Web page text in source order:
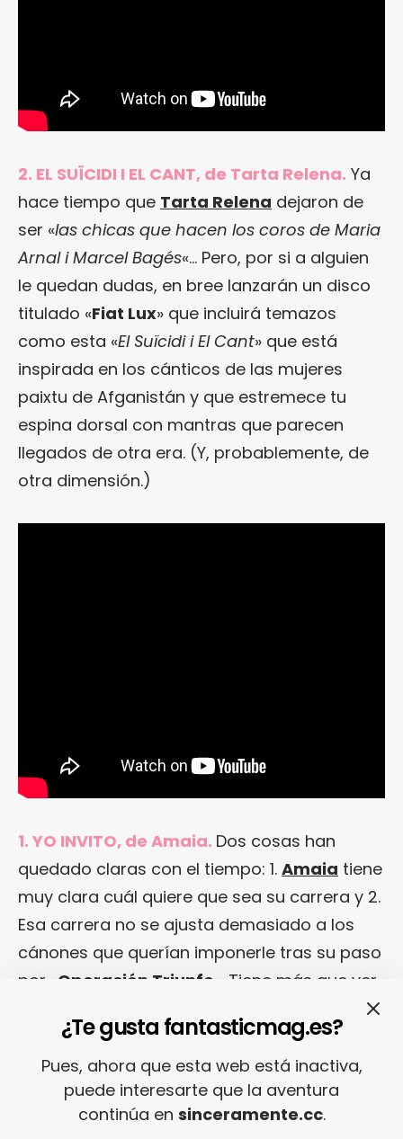
2. EL SUÏCIDI I EL CANT, de Tarta Relena. Ya
hace tiempo que Tarta Relena dejaron de
ser «las chicas que hacen los coros de Maria
Arnal i Marcel Bagés«… Pero, por si a alguien
le quedan dudas, en bree lanzarán un disco
titulado «Fiat Lux» que incluirá temazos
como esta «El Suïcidi i El Cant» que está
inspirada en los cánticos de las mujeres
paixtu de Afganistán y que estremece tu
espina dorsal con mantras que parecen
llegados de otra era. (Y, probablemente, de
otra dimensión.)
1. YO INVITO, de Amaia. Dos cosas han
quedado claras con el tiempo: 1. Amaia tiene
muy clara cuál quiere que sea su carrera y 2.
Esa carrera no se ajusta demasiado a los
cánones que querían imponerle tras su paso
por « Operación Triunfo «. Tiene más que ver
con baladas preciosas con instrumentación
de romperte el corazón como esta «Yo
Invito» que nos hace pensar que pronto
tendremos nuevo disco deAmaia. Y
seremos felices.
¿Te gusta fantasticmag.es?
Pues, ahora que esta web está inactiva,
puede interesarte que la aventura
continúa en sinceramente.cc.